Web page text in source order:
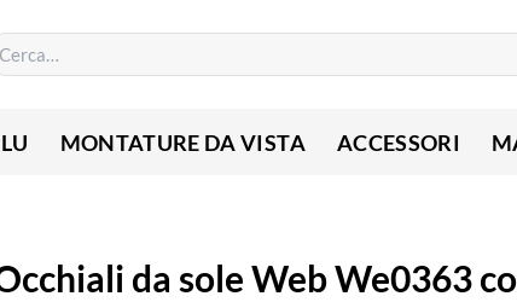
MONTATURE DA VISTA ACCESSORI
da sole Web We0363